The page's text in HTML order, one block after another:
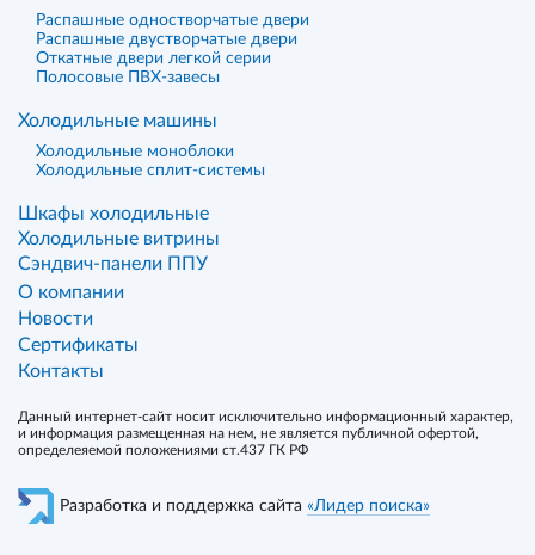
Распашные одностворчатые двери
Распашные двустворчатые двери
Откатные двери легкой серии
Полосовые ПВХ-завесы
Холодильные машины
Холодильные моноблоки
Холодильные сплит-системы
Шкафы холодильные
Холодильные витрины
Сэндвич-панели ППУ
О компании
Новости
Сертификаты
Контакты
Данный интернет-сайт носит исключительно информационный характер,
и информация размещенная на нем, не является публичной офертой,
определеяемой положениями ст.437 ГК РФ
Разработка и поддержка сайта «Лидер поиска»